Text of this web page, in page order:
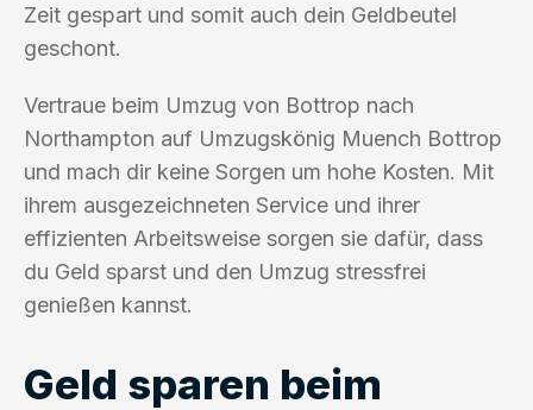
Zeit gespart und somit auch dein Geldbeutel
geschont.
Vertraue beim Umzug von Bottrop nach
Northampton auf Umzugskönig Muench Bottrop
und mach dir keine Sorgen um hohe Kosten. Mit
ihrem ausgezeichneten Service und ihrer
effizienten Arbeitsweise sorgen sie dafür, dass
du Geld sparst und den Umzug stressfrei
genießen kannst.
Geld sparen beim